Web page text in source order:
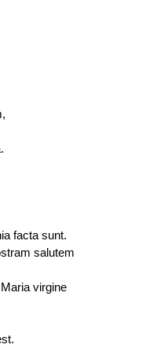
facta sunt.
salutem
virgine
.